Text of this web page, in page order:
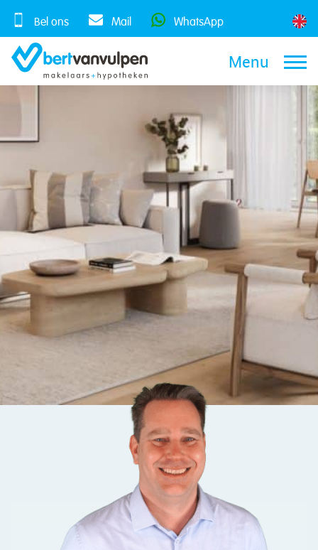
content
Bel ons Mail WhatsApp
Menu